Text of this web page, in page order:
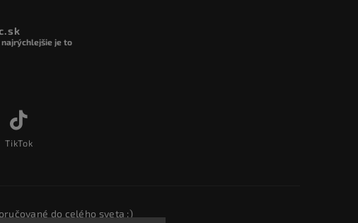
najrýchlejšie je to
TikTok
do celého sveta :)